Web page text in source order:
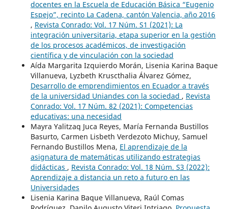
docentes en la Escuela de Educación Básica “Eugenio
Espejo”, recinto La Cadena, cantón Valencia, año 2016
, Revista Conrado: Vol. 17 Núm. S1 (2021): La
integración universitaria, etapa superior en la gestión
de los procesos académicos, de investigación
científica y de vinculación con la sociedad
Aída Margarita Izquierdo Morán, Lisenia Karina Baque
Villanueva, Lyzbeth Kruscthalia Álvarez Gómez,
Desarrollo de emprendimientos en Ecuador a través
de la universidad Uniandes con la sociedad , Revista
Conrado: Vol. 17 Núm. 82 (2021): Competencias
educativas: una necesidad
Mayra Yalitzaq Juca Reyes, María Fernanda Bustillos
Basurto, Carmen Lisbeth Verdezoto Michuy, Samuel
Fernando Bustillos Mena, El aprendizaje de la
asignatura de matemáticas utilizando estrategias
didácticas , Revista Conrado: Vol. 18 Núm. S3 (2022):
Aprendizaje a distancia un reto a futuro en las
Universidades
Lisenia Karina Baque Villanueva, Raúl Comas